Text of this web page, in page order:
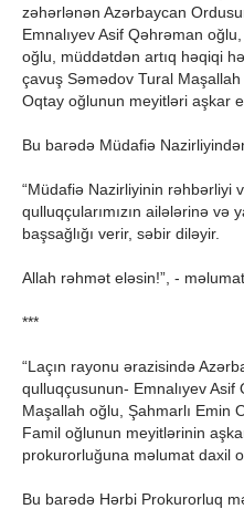
zəhərlənən Azərbaycan
Emnalıyev Asif Qəhrəman
oğlu, müddətdən artıq həqiqi
çavuş Səmədov Tural
Oqtay oğlunun meyitləri aşkar
Bu barədə Müdafiə
“Müdafiə Nazirliyinin rəhbərliyi
qulluqçularımızın ailələrinə və
başsağlığı verir, səbir diləyir.
Allah rəhmət eləsin!”, -
***
“Laçın rayonu ərazisində
qulluqçusunun- Emnalıyev
Maşallah oğlu, Şahmarlı Emin
Famil oğlunun meyitlərinin
prokurorluğuna məlumat daxil
Bu barədə Hərbi Prokurorluq